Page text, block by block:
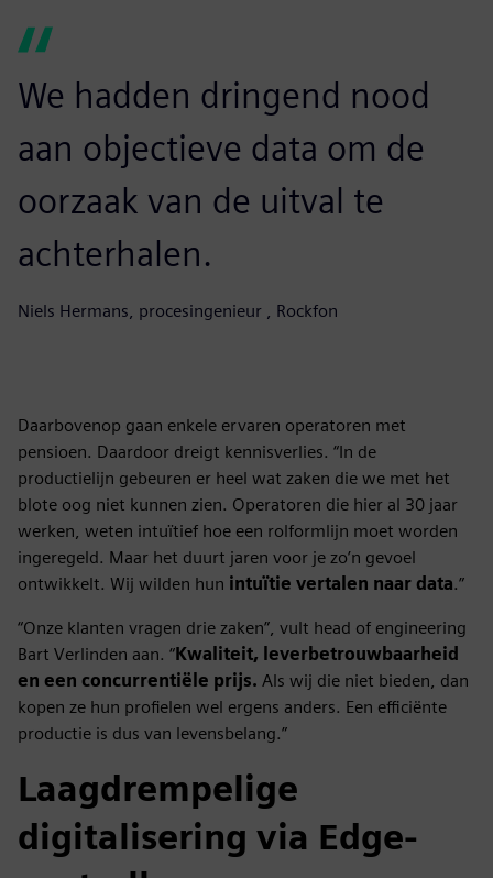
We hadden dringend nood
aan objectieve data om de
oorzaak van de uitval te
achterhalen.
Niels Hermans, procesingenieur , Rockfon
Daarbovenop gaan enkele ervaren operatoren met
pensioen. Daardoor dreigt kennisverlies. “In de
productielijn gebeuren er heel wat zaken die we met het
blote oog niet kunnen zien. Operatoren die hier al 30 jaar
werken, weten intuïtief hoe een rolformlijn moet worden
ingeregeld. Maar het duurt jaren voor je zo’n gevoel
ontwikkelt. Wij wilden hun intuïtie vertalen naar data.”
“Onze klanten vragen drie zaken”, vult head of engineering
Bart Verlinden aan. “Kwaliteit, leverbetrouwbaarheid
en een concurrentiële prijs. Als wij die niet bieden, dan
kopen ze hun profielen wel ergens anders. Een efficiënte
productie is dus van levensbelang.”
Laagdrempelige
digitalisering via Edge-